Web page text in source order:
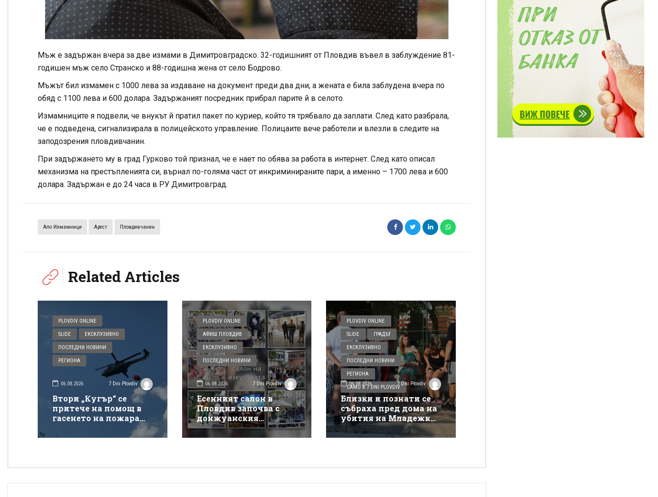
Мъж е задържан вчера за две измами в Димитровградско. 32-годишният от Пловдив въвел в заблуждение 81-
годишен мъж село Странско и 88-годишна жена от село Бодрово.
Мъжът бил измамен с 1000 лева за издаване на документ преди два дни, а жената е била заблудена вчера по
обяд с 1100 лева и 600 долара. Задържаният посредник прибрал парите й в селото.
Измамниците я подвели, че внукът й пратил пакет по куриер, който тя трябвало да заплати. След като разбрала,
че е подведена, сигнализирала в полицейското управление. Полицаите вече работели и влезли в следите на
заподозрения пловдивчанин.
При задържането му в град Гурково той признал, че е нает по обява за работа в интернет. След като описал
механизма на престъпленията си, върнал по-голяма част от инкриминираните пари, а именно – 1700 лева и 600
долара. Задържан е до 24 часа в РУ Димитровград.
Ало Измамници Арест Пловдивчанин
Related Articles
PLOVDIV ONLINE
SLIDE ЕКСКЛУЗИВНО
ПОСЛЕДНИ НОВИНИ
РЕГИОНА
06.08.2026 7 Dni Plovdiv
Втори „Кугър“ се
притече на помощ в
гасенето на пожара
покрай магистрала
„Тракия“
PLOVDIV ONLINE
АФИШ ПЛОВДИВ
ЕКСКЛУЗИВНО
ПОСЛЕДНИ НОВИНИ
06.08.2026 7 Dni Plovdiv
Есенният салон в
Пловдив започва с
донжуанския
спектакъл на Деян
Донков
PLOVDIV ONLINE
SLIDE ГРАДЪТ
ЕКСКЛУЗИВНО
ПОСЛЕДНИ НОВИНИ
РЕГИОНА
САМО В 7 DNI PLOVDIV
06.08.2026 7 Dni Plovdiv
Близки и познати се
събраха пред дома на
убития на Младежки
хълм: Не е педофил,
търсеше си приятелка